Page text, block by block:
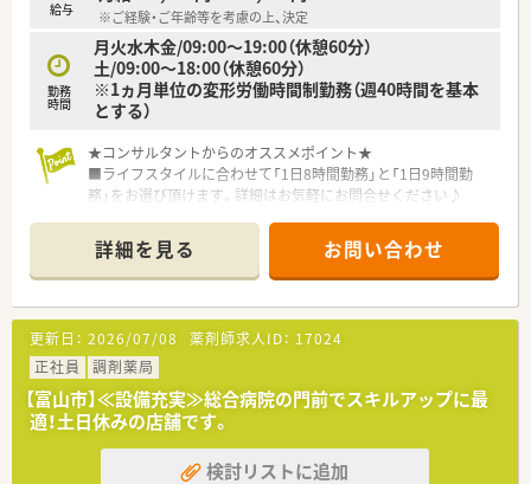
給与 ※ご経験・ご年齢等を考慮の上、決定
勤務
時間
月火水木金/09:00～19:00（休憩60分）
土/09:00～18:00（休憩60分）
※1ヵ月単位の変形労働時間制勤務（週40時間を基本
とする）
★コンサルタントからのオススメポイント★
■ライフスタイルに合わせて「1日8時間勤務」と「1日9時間勤
務」をお選び頂けます。詳細はお気軽にお問合せください♪
務・人事・薬事研究・教育情報部など多彩なキャリアパスが用意さ
れています。
＜職場環境について＞
■複数科目を応需しておりますので、キャリアアップにピッタ
リ！
■コンビニも近く便利です♪
■最新の機械を導入することで、業務の効率化・安全性を確保す
る取り組みを積極的にされております。
■医療事務スタッフも常駐しており、調剤・一類販売以外でのレ
ジ打ち等はございません。
詳細を見る お問い合わせ
更新日： 2026/07/08 薬剤師求人ID： 17024
正社員
調剤薬局
【富山市】≪設備充実≫総合病院の門前でスキルアップに最
適！土日休みの店舗です。
検討リストに追加